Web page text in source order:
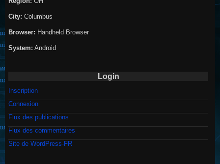
City: Columbus
Browser: Handheld Browser
System: Android
Login
Inscription
Connexion
Flux des publications
Flux des commentaires
Site de WordPress-FR